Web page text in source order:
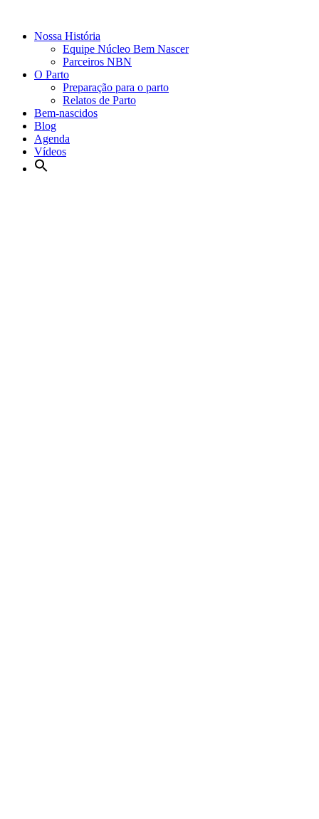
Nossa História
Equipe Núcleo Bem Nascer
Parceiros NBN
O Parto
Preparação para o parto
Relatos de Parto
Bem-nascidos
Blog
Agenda
Vídeos